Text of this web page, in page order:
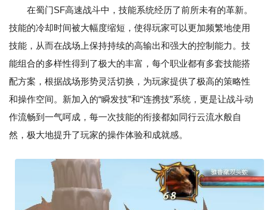
在蜀门SF高速战斗中，技能系统经历了前所未有的革新。
技能的冷却时间被大幅度缩短，使得玩家可以更加频繁地使用
技能，从而在战场上保持持续的高输出和强大的控制能力。技
能组合的多样性得到了极大的丰富，每个职业都有多套技能搭
配方案，根据战场形势灵活切换，为玩家提供了极高的策略性
和操作空间。新加入的“瞬发技”和“连携技”系统，更是让战斗动
作流畅到一气呵成，每一次技能的衔接都如同行云流水般自
然，极大地提升了玩家的操作体验和成就感。